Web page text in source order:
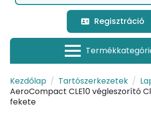
Regisztráció
Kezdőlap Tartószerkezetek
AeroCompact CLE10 végleszorító
fekete